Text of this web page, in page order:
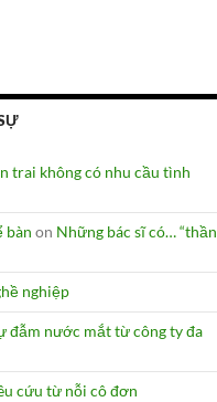
trai không có nhu cầu tình
bàn on Những bác sĩ có… “thần
nghiệp
đẫm nước mắt từ công ty đa
cứu từ nỗi cô đơn